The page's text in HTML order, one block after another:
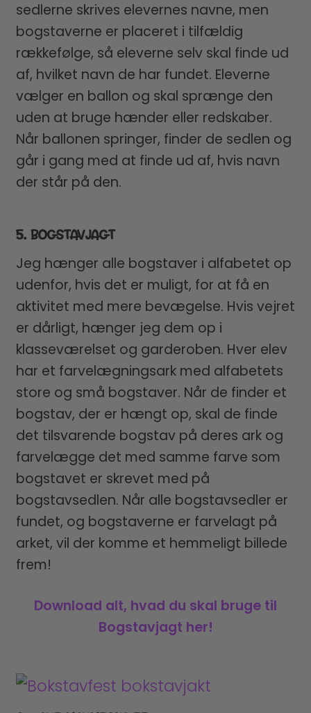
sedlerne skrives elevernes navne, men
bogstaverne er placeret i tilfældig
rækkefølge, så eleverne selv skal finde ud
af, hvilket navn de har fundet. Eleverne
vælger en ballon og skal sprænge den
uden at bruge hænder eller redskaber.
Når ballonen springer, finder de sedlen og
går i gang med at finde ud af, hvis navn
der står på den.
5. BOGSTAVJAGT
Jeg hænger alle bogstaver i alfabetet op
udenfor, hvis det er muligt, for at få en
aktivitet med mere bevægelse. Hvis vejret
er dårligt, hænger jeg dem op i
klasseværelset og garderoben. Hver elev
har et farvelægningsark med alfabetets
store og små bogstaver. Når de finder et
bogstav, der er hængt op, skal de finde
det tilsvarende bogstav på deres ark og
farvelægge det med samme farve som
bogstavet er skrevet med på
bogstavsedlen. Når alle bogstavsedler er
fundet, og bogstaverne er farvelagt på
arket, vil der komme et hemmeligt billede
frem!
Download alt, hvad du skal bruge til
Bogstavjagt her!